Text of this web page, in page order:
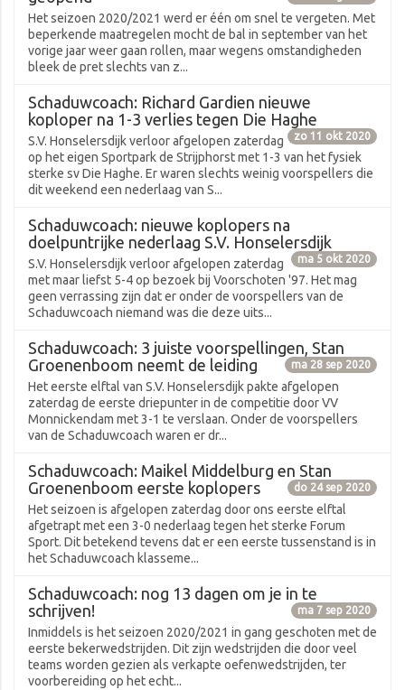
Het seizoen 2020/2021 werd er één om snel te vergeten. Met
beperkende maatregelen mocht de bal in september van het
vorige jaar weer gaan rollen, maar wegens omstandigheden
bleek de pret slechts van z...
Schaduwcoach: Richard Gardien nieuwe
koploper na 1-3 verlies tegen Die Haghe
zo 11 okt 2020
S.V. Honselersdijk verloor afgelopen zaterdag
op het eigen Sportpark de Strijphorst met 1-3 van het fysiek
sterke sv Die Haghe. Er waren slechts weinig voorspellers die
dit weekend een nederlaag van S...
Schaduwcoach: nieuwe koplopers na
doelpuntrijke nederlaag S.V. Honselersdijk
ma 5 okt 2020
S.V. Honselersdijk verloor afgelopen zaterdag
met maar liefst 5-4 op bezoek bij Voorschoten '97. Het mag
geen verrassing zijn dat er onder de voorspellers van de
Schaduwcoach niemand was die deze uits...
Schaduwcoach: 3 juiste voorspellingen, Stan
Groenenboom neemt de leiding
ma 28 sep 2020
Het eerste elftal van S.V. Honselersdijk pakte afgelopen
zaterdag de eerste driepunter in de competitie door VV
Monnickendam met 3-1 te verslaan. Onder de voorspellers
van de Schaduwcoach waren er dr...
Schaduwcoach: Maikel Middelburg en Stan
Groenenboom eerste koplopers
do 24 sep 2020
Het seizoen is afgelopen zaterdag door ons eerste elftal
afgetrapt met een 3-0 nederlaag tegen het sterke Forum
Sport. Dit betekend tevens dat er een eerste tussenstand is in
het Schaduwcoach klasseme...
Schaduwcoach: nog 13 dagen om je in te
schrijven!
ma 7 sep 2020
Inmiddels is het seizoen 2020/2021 in gang geschoten met de
eerste bekerwedstrijden. Dit zijn wedstrijden die door veel
teams worden gezien als verkapte oefenwedstrijden, ter
voorbereiding op het echt...